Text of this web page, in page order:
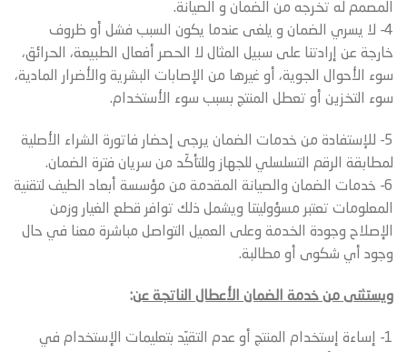
المصمم له تخرجه من الضمان و الصيانة.
4- لا يسري الضمان و يلغى عندما يكون السبب فشل أو ظروف
خارجة عن إرادتنا على سبيل المثال لا الحصر أفعال الطبيعة، الحرائق،
سوء الأحوال الجوية، أو غيرها من الإصابات البشرية والأضرار المادية،
سوء التخزين أو تعطل المنتج بسبب سوء الأستخدام.
5- للإستفادة من خدمات الضمان يرجى إحضار فاتورة الشراء الأصلية
لمطابقة الرقم التسلسلي للجهاز وللتأكّد من سريان فترة الضمان.
6- خدمات الضمان والصيانة المقدمة من مؤسسة أبعاد الطيف لتقنية
المعلومات تعتبر مسؤوليتنا ويشمل ذلك توافر قطع الغيار وزمن
الإصلاح وجودة الخدمة وعلى العميل التواصل مباشرة معنا في حال
وجود أي شكوى أو مطالبة.
ويستثنى من خدمة الضمان الأعطال الناتجة عن:
1- إساءة إستخدام المنتج أو عدم التقيّد بتعليمات الإستخدام في